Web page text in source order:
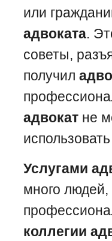
или
адвоката.
советы,
получил
адвокат не
Услугами
много
коллегии